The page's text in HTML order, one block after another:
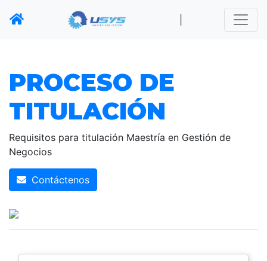
PROCESO DE
TITULACIÓN
Requisitos para titulación Maestría en Gestión de
Negocios
Contáctenos